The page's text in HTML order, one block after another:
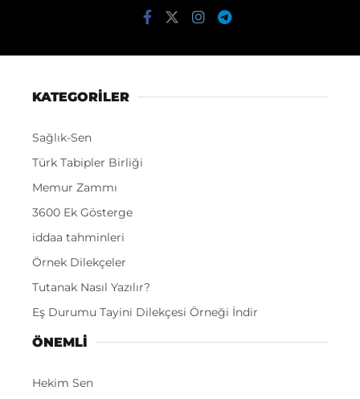
KATEGORİLER
Sağlık-Sen
Türk Tabipler Birliği
Memur Zammı
3600 Ek Gösterge
iddaa tahminleri
Örnek Dilekçeler
Tutanak Nasıl Yazılır?
Eş Durumu Tayini Dilekçesi Örneği İndir
ÖNEMLI
Hekim Sen